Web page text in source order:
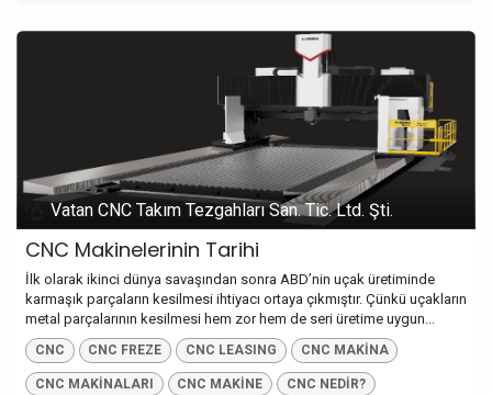
Vatan CNC Takım Tezgahları San. Tic. Ltd. Şti.
CNC Makinelerinin Tarihi
İlk olarak ikinci dünya savaşından sonra ABD’nin uçak üretiminde
karmaşık parçaların kesilmesi ihtiyacı ortaya çıkmıştır. Çünkü uçakların
metal parçalarının kesilmesi hem zor hem de seri üretime uygun...
CNC CNC FREZE CNC LEASING CNC MAKİNA
CNC MAKİNALARI CNC MAKİNE CNC NEDİR?